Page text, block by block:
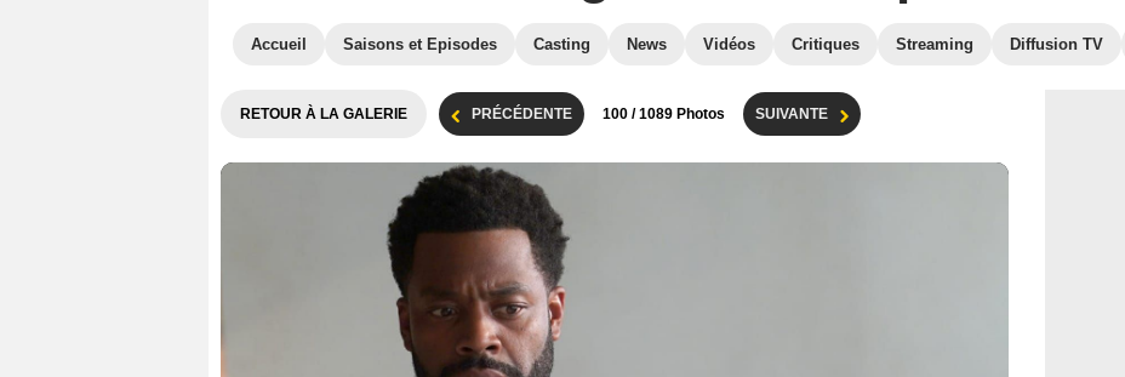
Accueil Saisons et Episodes Casting News Vidéos Critiques Streaming Diffusion TV
RETOUR À LA GALERIE PRÉCÉDENTE 100 / 1089 Photos SUIVANTE